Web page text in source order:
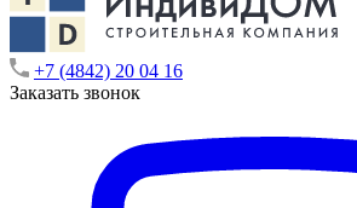
+7 (4842) 20 04 16
Заказать звонок